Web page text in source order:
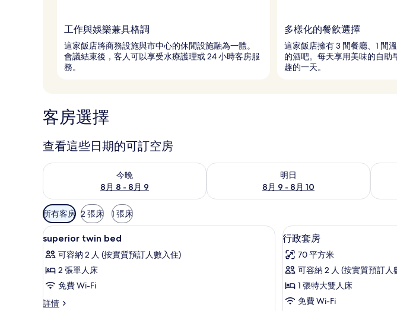
工作與娛樂兼具格調
這家飯店將商務設施與市中心的休閒設施融為一體。
會議結束後，客人可以享受水療護理或 24 小時客房服
務。
多樣化的餐飲選擇
這家飯店擁有 3 間餐廳、1 間
的酒吧。每天享用美味的自助
趣的一天。
客房選擇
查看這些日期的可訂空房
今晚
8月 8 - 8月 9
查看今晚 8月 8 - 8月 9的可訂空房
明日
8月 9 - 8月 10
查看明日 8月 9 - 8月 10的可訂空房 查看
可
用
嘅
客
房
篩
選
條
所有客房 2 張床 1 張床
載
入
所
有
superior
twin
高級寢具、羽絨被、特厚豪華床墊、迷你吧
4
superior twin bed
可容納 2 人 (按實質預訂人數入住)
2 張單人床
免費 Wi-Fi
詳情
superior
載
入
所
有
行
6
行政套房
70 平方米
可容納 2 人 (按實質預訂人
1 張特大雙人床
免費 Wi-Fi